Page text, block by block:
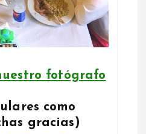
fotógrafo
como
gracias)